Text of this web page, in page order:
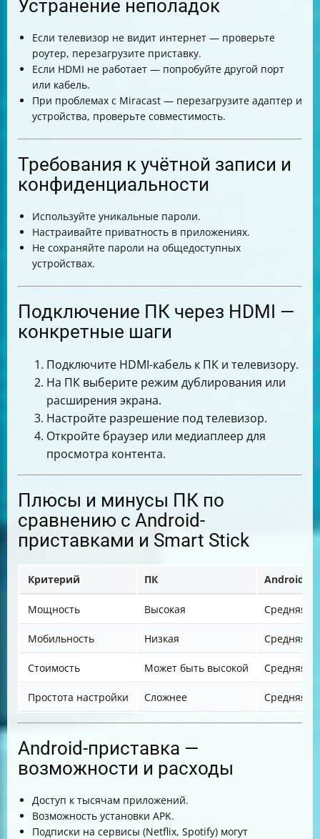
Устранение неполадок
Если телевизор не видит интернет — проверьте
роутер, перезагрузите приставку.
Если HDMI не работает — попробуйте другой порт
или кабель.
При проблемах с Miracast — перезагрузите адаптер и
устройства, проверьте совместимость.
Требования к учётной записи и
конфиденциальности
Используйте уникальные пароли.
Настраивайте приватность в приложениях.
Не сохраняйте пароли на общедоступных
устройствах.
Подключение ПК через HDMI —
конкретные шаги
Подключите HDMI-кабель к ПК и телевизору.
На ПК выберите режим дублирования или
расширения экрана.
Настройте разрешение под телевизор.
Откройте браузер или медиаплеер для
просмотра контента.
Плюсы и минусы ПК по
сравнению с Android-
приставками и Smart Stick
Критерий ПК Android-
Мощность Высокая Средняя
Мобильность Низкая Средняя
Стоимость Может быть высокой Средняя
Простота настройки Сложнее Средняя
Android-приставка —
возможности и расходы
Доступ к тысячам приложений.
Возможность установки APK.
Подписки на сервисы (Netflix, Spotify) могут